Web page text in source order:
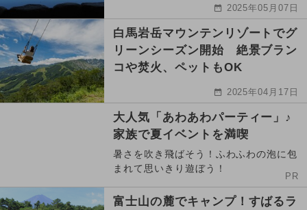
2025年05月07日
白馬岩岳マウンテンリゾートでグ
リーンシーズン開始 絶景ブラン
コや焚火、ペットもOK
2025年04月17日
大人気「あわあわパーティー」♪
家族で夏イベントを満喫
暑さを吹き飛ばそう！ふわふわの泡に包
まれて思いきり遊ぼう！
PR
富士山の麓でキャンプ！すばるラ